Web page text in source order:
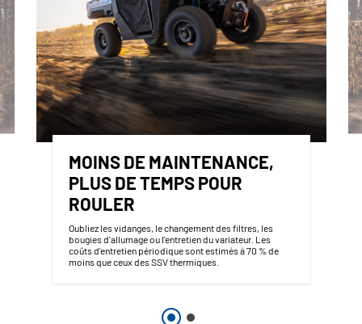
MOINS DE MAINTENANCE,
PLUS DE TEMPS POUR
ROULER
Oubliez les vidanges, le changement des filtres, les
bougies d'allumage ou l'entretien du variateur. Les
coûts d'entretien périodique sont estimés à 70 % de
moins que ceux des SSV thermiques.